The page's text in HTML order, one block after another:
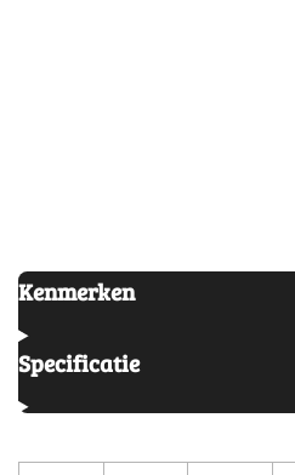
Kenmerken
Specificatie